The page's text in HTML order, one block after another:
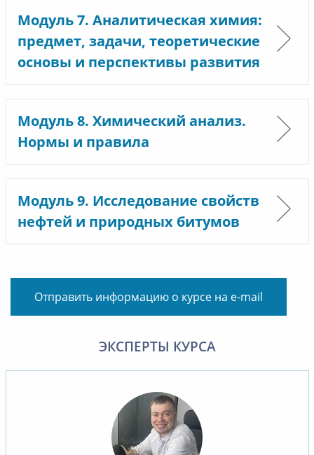
Модуль 7. Аналитическая химия:
предмет, задачи, теоретические
основы и перспективы развития
Модуль 8. Химический анализ.
Нормы и правила
Модуль 9. Исследование свойств
нефтей и природных битумов
Отправить информацию о курсе на e-mail
ЭКСПЕРТЫ КУРСА